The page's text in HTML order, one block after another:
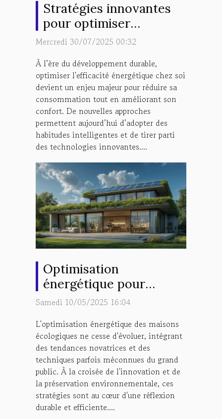
Stratégies innovantes
pour optimiser
l'efficacité énergétique
Mercredi 30/07/2025 00:32
À l’ère du développement durable,
optimiser l'efficacité énergétique chez soi
devient un enjeu majeur pour réduire sa
consommation tout en améliorant son
confort. De nouvelles approches
permettent aujourd’hui d’adopter des
habitudes intelligentes et de tirer parti
des technologies innovantes....
Optimisation
énergétique pour
maisons écologiques
inconnues
Samedi 10/05/2025 16:04
L'optimisation énergétique des maisons
écologiques ne cesse d'évoluer, intégrant
des tendances novatrices et des
techniques parfois méconnues du grand
public. À la croisée de l'innovation et de
la préservation environnementale, ces
stratégies sont au cœur d'une réflexion
durable et efficiente....